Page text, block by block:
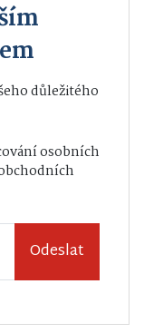
důležitého
osobních
Odeslat